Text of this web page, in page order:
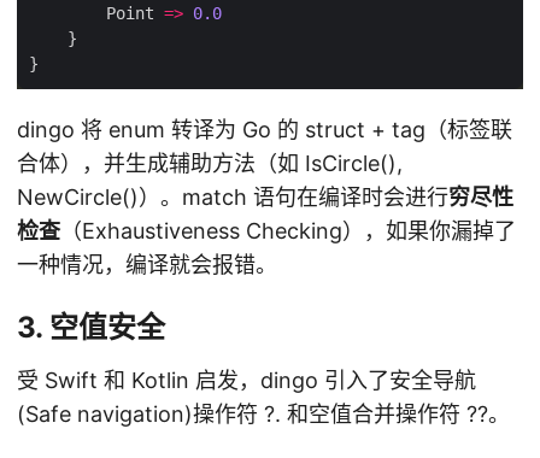
        Point
=> 0.0
dingo 将 enum 转译为 Go 的 struct + tag（标签联
合体），并生成辅助方法（如 IsCircle(),
NewCircle()）。match 语句在编译时会进行穷尽性
检查 （Exhaustiveness Checking），如果你漏掉了
一种情况，编译就会报错。
3. 空值安全
受 Swift 和 Kotlin 启发，dingo 引入了安全导航
(Safe navigation)操作符 ?. 和空值合并操作符 ??。